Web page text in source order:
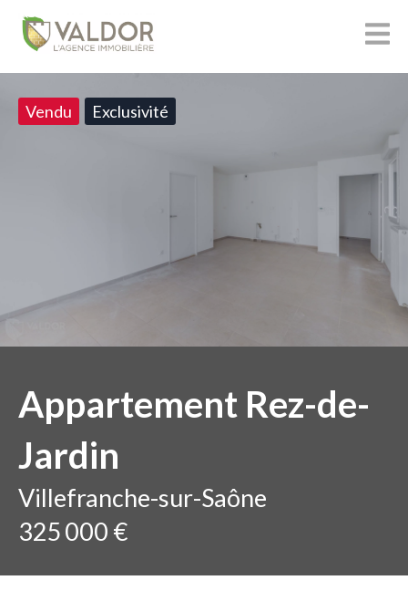
Vendu Exclusivité
Appartement Rez-de-
Jardin
Villefranche-sur-Saône
325 000 €